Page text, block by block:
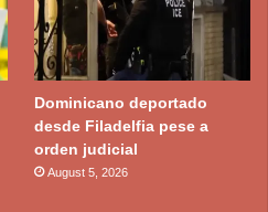
Dominicano deportado
desde Filadelfia pese a
orden judicial
August 5, 2026